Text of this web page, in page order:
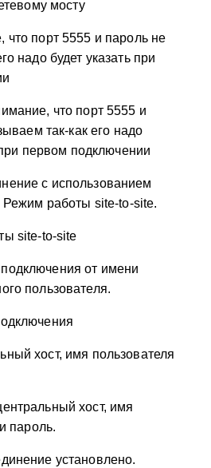
что порт 5555 и пароль не
надо будет указать при
с использованием
Режим работы site-to-site.
от имени
пользователя.
хост, имя пользователя
установлено.